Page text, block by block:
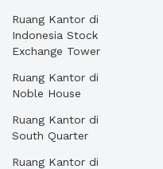
Ruang Kantor di
Indonesia Stock
Exchange Tower
Ruang Kantor di
Noble House
Ruang Kantor di
South Quarter
Ruang Kantor di